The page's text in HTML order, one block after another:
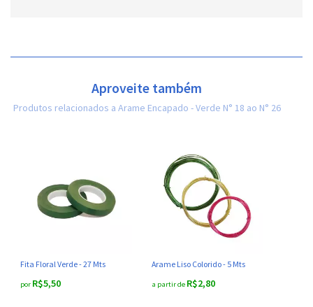
Aproveite também
Produtos relacionados a Arame Encapado - Verde N° 18 ao N° 26
Fita Floral Verde - 27 Mts
por R$5,50
Arame Liso Colorido - 5 Mts
a partir de R$2,80